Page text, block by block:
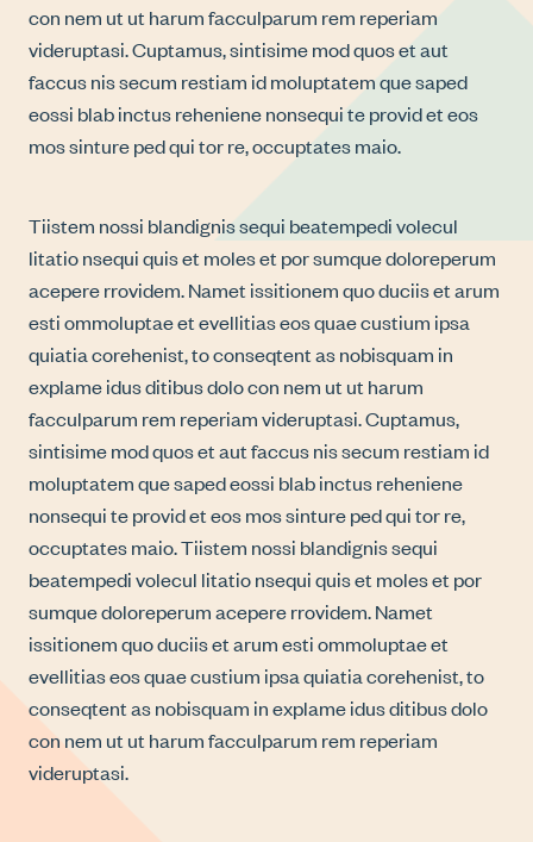
con nem ut ut harum facculparum rem reperiam
videruptasi. Cuptamus, sintisime mod quos et aut
faccus nis secum restiam id moluptatem que saped
eossi blab inctus reheniene nonsequi te provid et eos
mos sinture ped qui tor re, occuptates maio.
Tiistem nossi blandignis sequi beatempedi volecul
litatio nsequi quis et moles et por sumque doloreperum
acepere rrovidem. Namet issitionem quo duciis et arum
esti ommoluptae et evellitias eos quae custium ipsa
quiatia corehenist, to conseqtent as nobisquam in
explame idus ditibus dolo con nem ut ut harum
facculparum rem reperiam videruptasi. Cuptamus,
sintisime mod quos et aut faccus nis secum restiam id
moluptatem que saped eossi blab inctus reheniene
nonsequi te provid et eos mos sinture ped qui tor re,
occuptates maio. Tiistem nossi blandignis sequi
beatempedi volecul litatio nsequi quis et moles et por
sumque doloreperum acepere rrovidem. Namet
issitionem quo duciis et arum esti ommoluptae et
evellitias eos quae custium ipsa quiatia corehenist, to
conseqtent as nobisquam in explame idus ditibus dolo
con nem ut ut harum facculparum rem reperiam
videruptasi.